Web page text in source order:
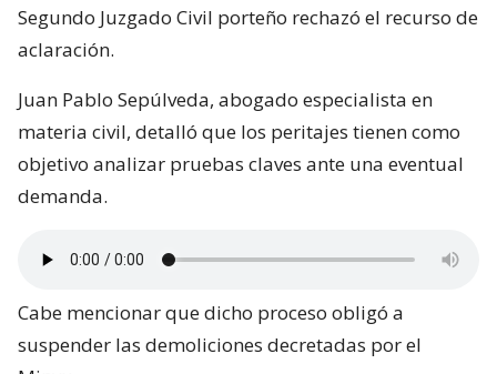
Segundo Juzgado Civil porteño rechazó el recurso de
aclaración.
Juan Pablo Sepúlveda, abogado especialista en
materia civil, detalló que los peritajes tienen como
objetivo analizar pruebas claves ante una eventual
demanda.
Cabe mencionar que dicho proceso obligó a
suspender las demoliciones decretadas por el